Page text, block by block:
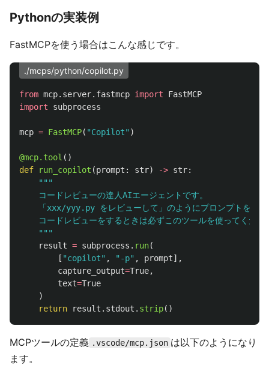
Pythonの実装例
FastMCPを使う場合はこんな感じです。
./mcps/python/copilot.py
from mcp.server.fastmcp import
FastMCP
import
subprocess
mcp = FastMCP( "Copilot" )
@mcp.tool ()
def
run_copilot (prompt : str) -> str:
"""
    コードレビューの達人AIエージェントです。
「xxx/yyy.py をレビューして」のようにプロンプトを与
コードレビューをするときは必ずこのツールを使ってくださ
"""
result = subprocess . run(
[ "copilot" , " -p" , prompt],
capture_output=True,
text=True
)
return
result . stdout . strip()
MCPツールの定義 .vscode/mcp.json は以下のようになり
ます。